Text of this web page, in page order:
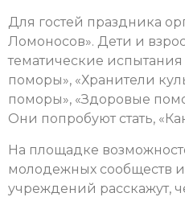
Для гостей праздника
Ломоносов». Дети и
тематические
поморы», «Хранители
поморы», «Здоровые
Они попробуют стать,
На площадке
молодежных сообществ
учреждений расскажут,